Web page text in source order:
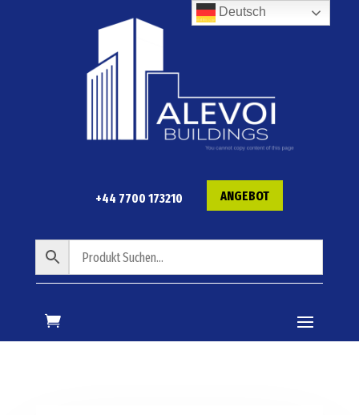
+44 7700 173210 ANGEBOT
Deutsch